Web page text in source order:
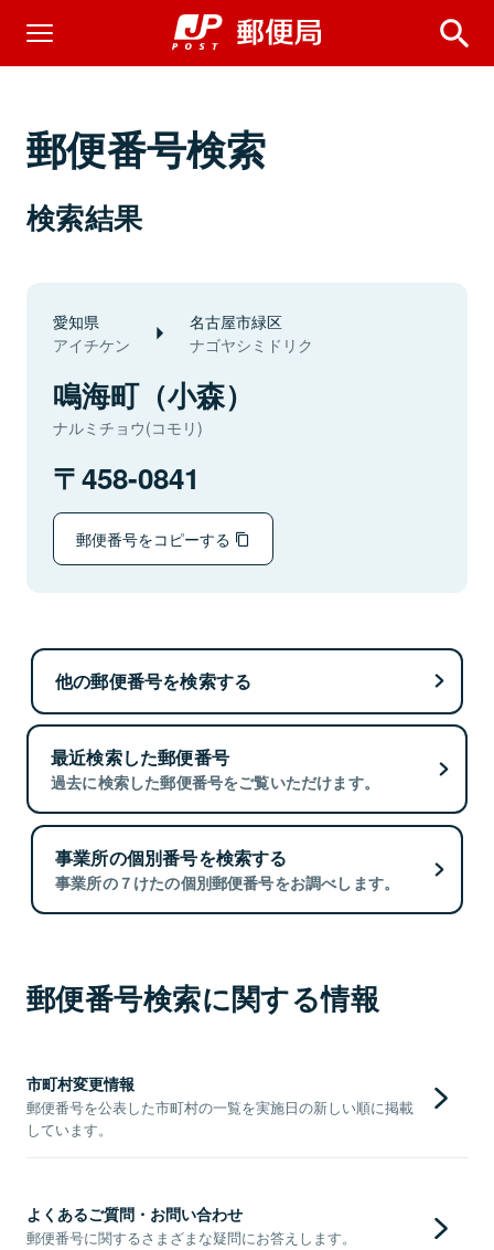
郵便番号検索
検索結果
愛知県
アイチケン
名古屋市緑区
ナゴヤシミドリク
鳴海町（小森）
ナルミチョウ(コモリ)
458-0841
郵便番号をコピーする
他の郵便番号を検索する
最近検索した郵便番号
過去に検索した郵便番号をご覧いただけます。
事業所の個別番号を検索する
事業所の７けたの個別郵便番号をお調べします。
郵便番号検索に関する情報
市町村変更情報
郵便番号を公表した市町村の一覧を実施日の新しい順に掲載
しています。
よくあるご質問・お問い合わせ
郵便番号に関するさまざまな疑問にお答えします。